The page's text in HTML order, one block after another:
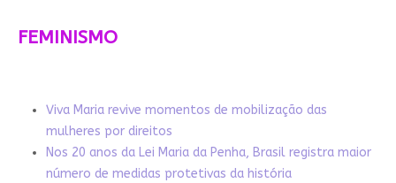
FEMINISMO
Viva Maria revive momentos de mobilização das
mulheres por direitos
Nos 20 anos da Lei Maria da Penha, Brasil registra maior
número de medidas protetivas da história